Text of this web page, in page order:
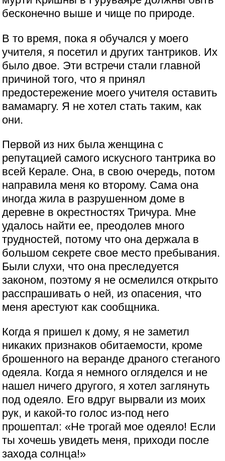
бесконечно выше и чище по природе.
В то время, пока я обучался у моего
учителя, я посетил и других тантриков. Их
было двое. Эти встречи стали главной
причиной того, что я принял
предостережение моего учителя оставить
вамамаргу. Я не хотел стать таким, как
они.
Первой из них была женщина с
репутацией самого искусного тантрика во
всей Керале. Она, в свою очередь, потом
направила меня ко второму. Сама она
иногда жила в разрушенном доме в
деревне в окрестностях Тричура. Мне
удалось найти ее, преодолев много
трудностей, потому что она держала в
большом секрете свое место пребывания.
Были слухи, что она преследуется
законом, поэтому я не осмелился открыто
расспрашивать о ней, из опасения, что
меня арестуют как сообщника.
Когда я пришел к дому, я не заметил
никаких признаков обитаемости, кроме
брошенного на веранде драного стеганого
одеяла. Когда я немного огляделся и не
нашел ничего другого, я хотел заглянуть
под одеяло. Его вдруг вырвали из моих
рук, и какой-то голос из-под него
прошептал: «Не трогай мое одеяло! Если
ты хочешь увидеть меня, приходи после
захода солнца!»